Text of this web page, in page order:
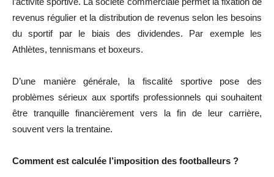
revenus régulier et la distribution de revenus selon les besoins
du sportif par le biais des dividendes. Par exemple les
Athlètes, tennismans et boxeurs.
D’une manière générale, la fiscalité sportive pose des
problèmes sérieux aux sportifs professionnels qui souhaitent
être tranquille financièrement vers la fin de leur carrière,
souvent vers la trentaine.
Comment est calculée l’imposition des footballeurs ?